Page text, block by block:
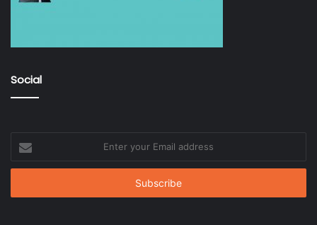
Social
your
Email